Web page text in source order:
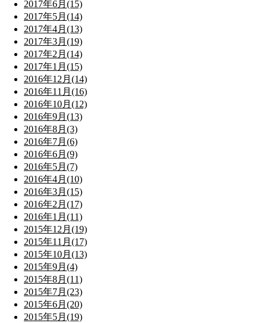
2017年6月(15)
2017年5月(14)
2017年4月(13)
2017年3月(19)
2017年2月(14)
2017年1月(15)
2016年12月(14)
2016年11月(16)
2016年10月(12)
2016年9月(13)
2016年8月(3)
2016年7月(6)
2016年6月(9)
2016年5月(7)
2016年4月(10)
2016年3月(15)
2016年2月(17)
2016年1月(11)
2015年12月(19)
2015年11月(17)
2015年10月(13)
2015年9月(4)
2015年8月(11)
2015年7月(23)
2015年6月(20)
2015年5月(19)